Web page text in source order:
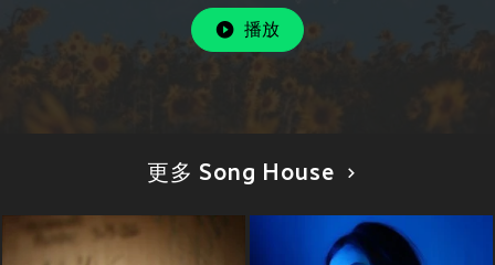
播放
更多 Song House